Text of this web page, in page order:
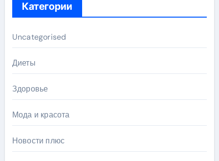
Категории
Uncategorised
Диеты
Здоровье
Мода и красота
Новости плюс